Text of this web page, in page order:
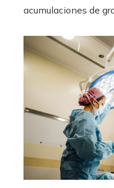
acumulaciones de